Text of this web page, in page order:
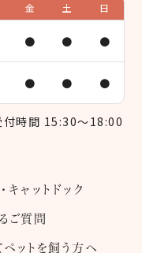
金 土
日
● ● ●
● ● ●
時間 15:30～18:00
キャットドック
ご質問
ットを飼う方へ